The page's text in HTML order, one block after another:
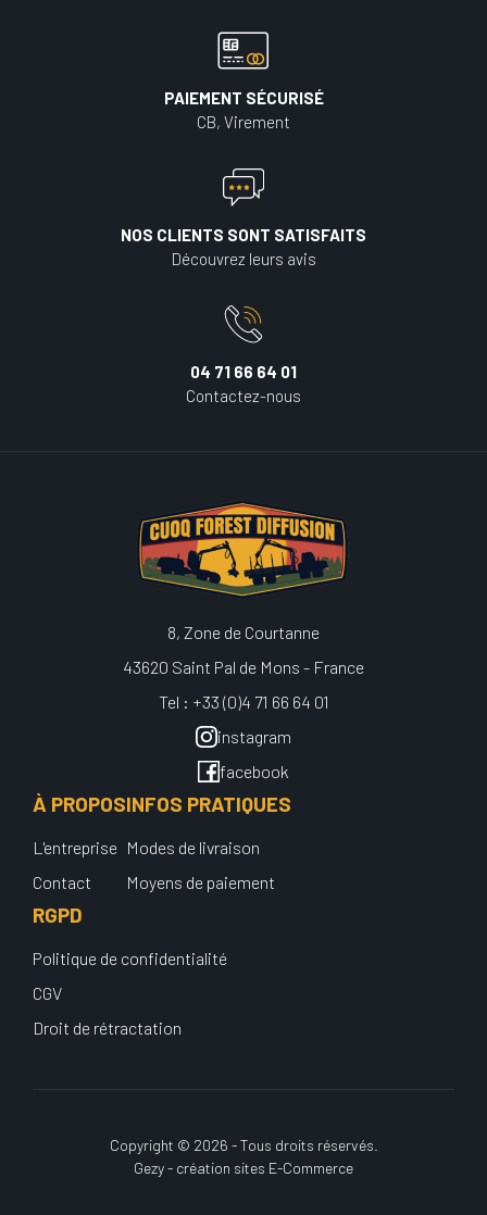
PAIEMENT SÉCURISÉ
CB, Virement
NOS CLIENTS SONT SATISFAITS
Découvrez leurs avis
04 71 66 64 01
Contactez-nous
8, Zone de Courtanne
43620 Saint Pal de Mons - France
Tel : +33 (0)4 71 66 64 01
instagram
facebook
À PROPOS
L'entreprise
Contact
INFOS PRATIQUES
Modes de livraison
Moyens de paiement
RGPD
Politique de confidentialité
CGV
Droit de rétractation
Copyright © 2026 - Tous droits réservés.
Gezy - création sites E-Commerce